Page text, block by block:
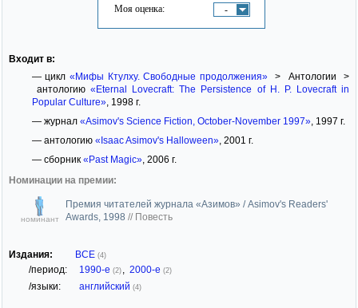
Моя оценка: -
Входит в:
— цикл«Мифы Ктулху. Свободные продолжения» > Антологии >
антологию«Eternal Lovecraft: The Persistence of H. P. Lovecraft in
Popular Culture», 1998 г.
— журнал «Asimov's Science Fiction, October-November 1997», 1997 г.
— антологию «Isaac Asimov's Halloween», 2001 г.
— сборник «Past Magic», 2006 г.
Номинации на премии:
номинант
Премия читателей журнала «Азимов» / Asimov's Readers'
Awards, 1998 // Повесть
Издания: ВСЕ (4)
/период: 1990-е (2) 2000-е (2)
/языки: английский (4)